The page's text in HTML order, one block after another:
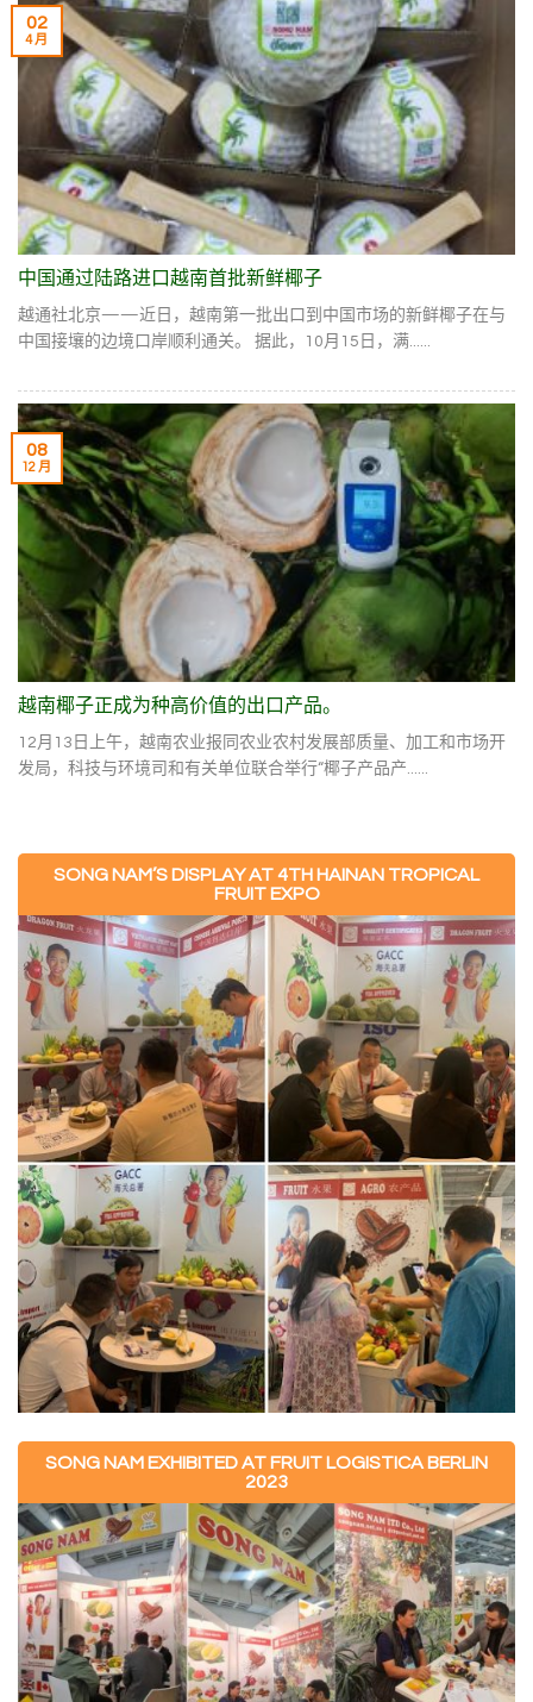
中国通过陆路进口越南首批新鲜椰子
越通社北京——近日，越南第一批出口到中国市场的新鲜椰子在与
中国接壤的边境口岸顺利通关。 据此，10月15日，满......
02
4 月
越南椰子正成为种高价值的出口产品。
12月13日上午，越南农业报同农业农村发展部质量、加工和市场开
发局，科技与环境司和有关单位联合举行“椰子产品产......
08
12 月
SONG NAM’S DISPLAY AT 4TH HAINAN TROPICAL
FRUIT EXPO
SONG NAM EXHIBITED AT FRUIT LOGISTICA BERLIN
2023